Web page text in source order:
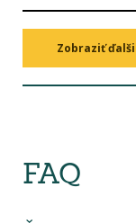
Zobraziť
FAQ